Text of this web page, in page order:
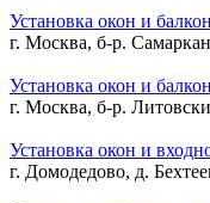
Установка окон и
г. Москва, б-р.
Установка окон и
г. Москва, б-р.
Установка окон и
г. Домодедово, д.